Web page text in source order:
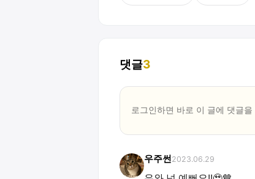
댓글3
로그인하면 바로 이 글에 댓글을
우주썬2023.06.29